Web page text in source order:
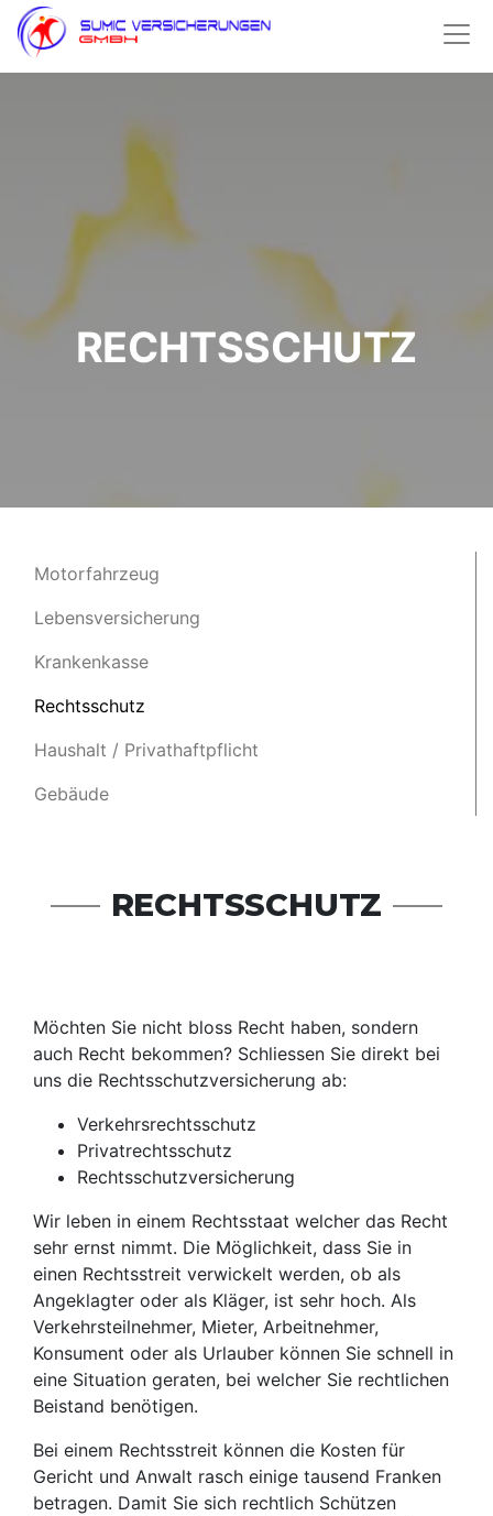
RECHTSSCHUTZ
Motorfahrzeug
Lebensversicherung
Krankenkasse
Rechtsschutz
Haushalt / Privathaftpflicht
Gebäude
RECHTSSCHUTZ
Möchten Sie nicht bloss Recht haben, sondern
auch Recht bekommen? Schliessen Sie direkt bei
uns die Rechtsschutzversicherung ab:
Verkehrsrechtsschutz
Privatrechtsschutz
Rechtsschutzversicherung
Wir leben in einem Rechtsstaat welcher das Recht
sehr ernst nimmt. Die Möglichkeit, dass Sie in
einen Rechtsstreit verwickelt werden, ob als
Angeklagter oder als Kläger, ist sehr hoch. Als
Verkehrsteilnehmer, Mieter, Arbeitnehmer,
Konsument oder als Urlauber können Sie schnell in
eine Situation geraten, bei welcher Sie rechtlichen
Beistand benötigen.
Bei einem Rechtsstreit können die Kosten für
Gericht und Anwalt rasch einige tausend Franken
betragen. Damit Sie sich rechtlich Schützen